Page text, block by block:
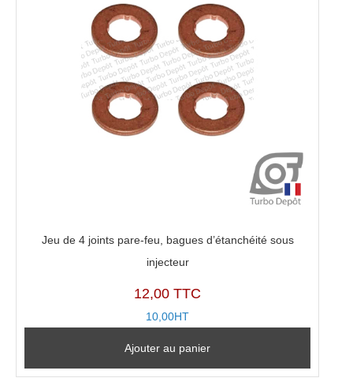
Jeu de 4 joints pare-feu, bagues d’étanchéité sous
injecteur
12,00 TTC
10,00HT
Ajouter au panier